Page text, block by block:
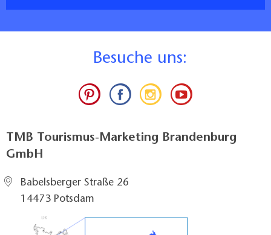
Besuche uns:
TMB Tourismus-Marketing Brandenburg
GmbH
Babelsberger Straße 26
14473 Potsdam